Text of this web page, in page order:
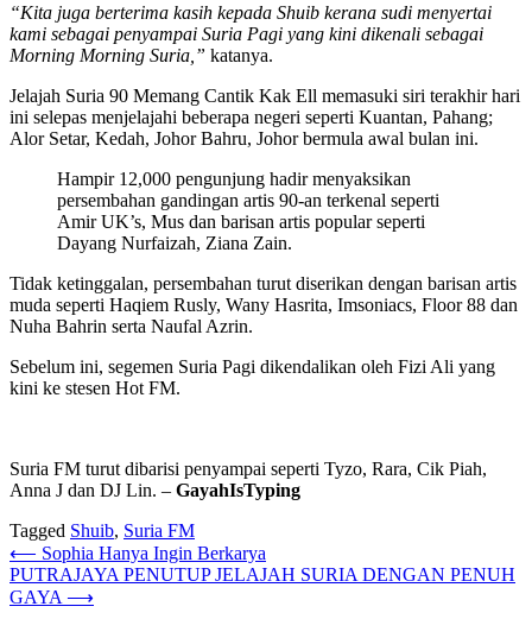
“Kita juga berterima kasih kepada Shuib kerana sudi menyertai
kami sebagai penyampai Suria Pagi yang kini dikenali sebagai
Morning Morning Suria,” katanya.
Jelajah Suria 90 Memang Cantik Kak Ell memasuki siri terakhir hari
ini selepas menjelajahi beberapa negeri seperti Kuantan, Pahang;
Alor Setar, Kedah, Johor Bahru, Johor bermula awal bulan ini.
Hampir 12,000 pengunjung hadir menyaksikan
persembahan gandingan artis 90-an terkenal seperti
Amir UK’s, Mus dan barisan artis popular seperti
Dayang Nurfaizah, Ziana Zain.
Tidak ketinggalan, persembahan turut diserikan dengan barisan artis
muda seperti Haqiem Rusly, Wany Hasrita, Imsoniacs, Floor 88 dan
Nuha Bahrin serta Naufal Azrin.
Sebelum ini, segemen Suria Pagi dikendalikan oleh Fizi Ali yang
kini ke stesen Hot FM.
Suria FM turut dibarisi penyampai seperti Tyzo, Rara, Cik Piah,
Anna J dan DJ Lin. – GayahIsTyping
Tagged Shuib, Suria FM
Post
navigation
⟵ Sophia Hanya Ingin Berkarya
PUTRAJAYA PENUTUP JELAJAH SURIA DENGAN PENUH
GAYA ⟶